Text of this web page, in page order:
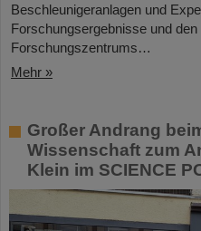
Beschleunigeranlagen und
Forschungsergebnisse und
Forschungszentrums…
Mehr »
Großer Andrang
Wissenschaft zum
Klein im SCIENCE